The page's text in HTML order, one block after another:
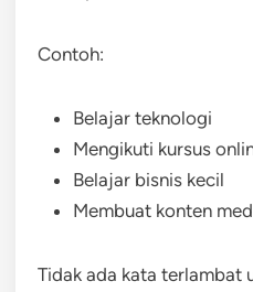
Contoh:
Belajar teknologi
Mengikuti kursus
Belajar bisnis kecil
Membuat konten
Tidak ada kata terlambat